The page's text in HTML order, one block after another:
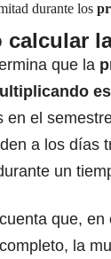
durante los
calcular
que la
en el
a los días
un
que,
la